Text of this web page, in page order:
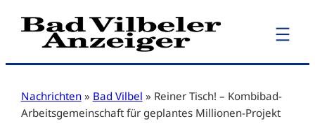
Zum
Inhalt
Nachrichten » Bad Vilbel » Reiner Tisch! – Kombibad-
Arbeitsgemeinschaft für geplantes Millionen-Projekt